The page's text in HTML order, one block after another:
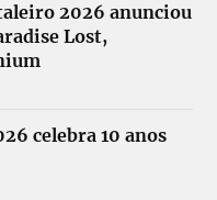
2026 anunciou
Lost,
celebra 10 anos